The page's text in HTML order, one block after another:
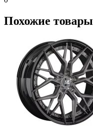
Похожие товары